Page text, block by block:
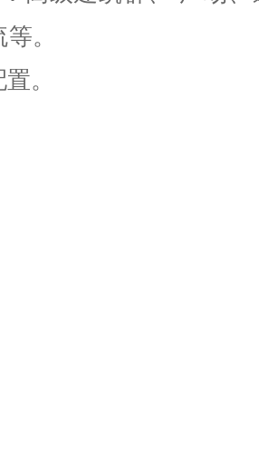
河流等
。